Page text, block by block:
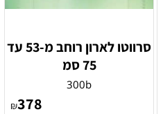
סרווטו לארון רוחב מ-53 עד
75 סמ
300b
₪378